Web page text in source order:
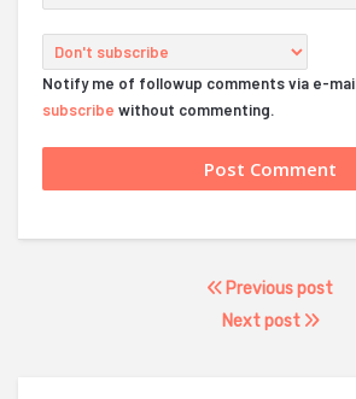
Notify me of followup comments via e-
subscribe without commenting.
Previous post
Next post